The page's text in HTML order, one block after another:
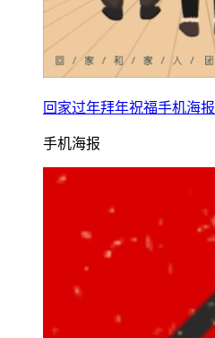
回家过年拜年祝福手机海报
手机海报